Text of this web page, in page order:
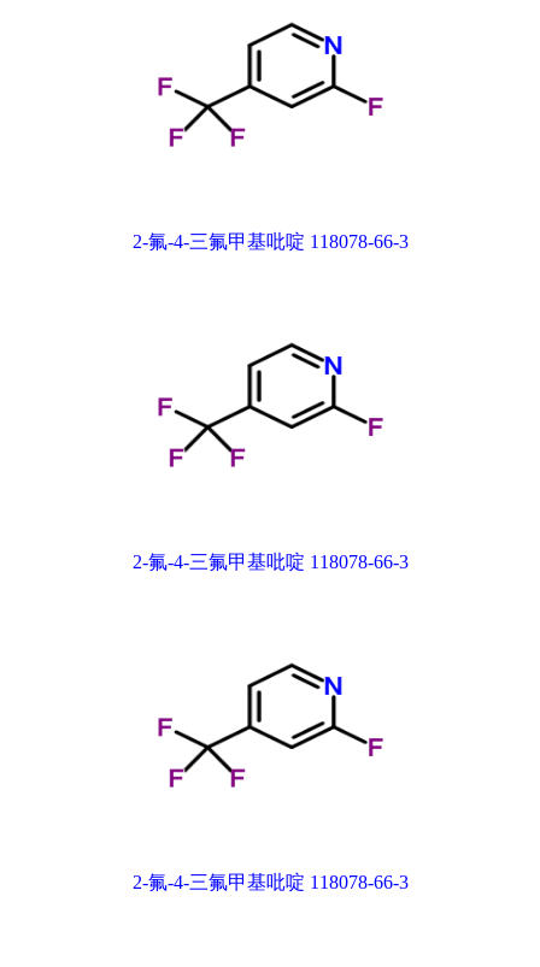
2-氟-4-三氟甲基吡啶 118078-66-3
2-氟-4-三氟甲基吡啶 118078-66-3
2-氟-4-三氟甲基吡啶 118078-66-3